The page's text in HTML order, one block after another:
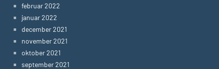
februar 2022
januar 2022
december 2021
november 2021
oktober 2021
september 2021